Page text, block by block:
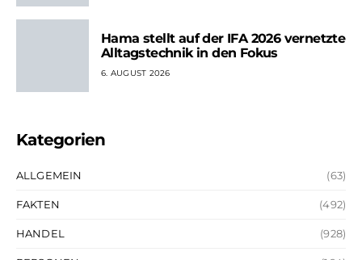
Hama stellt auf der IFA 2026 vernetzte
Alltagstechnik in den Fokus
6. AUGUST 2026
Kategorien
ALLGEMEIN (63)
FAKTEN (492)
HANDEL (928)